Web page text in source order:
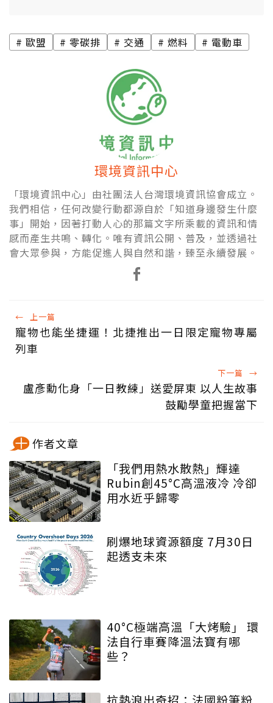
歐盟 零碳排 交通 燃料 電動車
環境資訊中心
「環境資訊中心」由社團法人台灣環境資訊協會成立。
我們相信，任何改變行動都源自於「知道身邊發生什麼
事」開始，因著打動人心的那篇文字所乘載的資訊和情
感而產生共鳴、轉化。唯有資訊公開、普及，並透過社
會大眾參與，方能促進人與自然和諧，臻至永續發展。
← 上一篇
寵物也能坐捷運！北捷推出一日限定寵物專屬
列車
下一篇 →
盧彥勳化身「一日教練」送愛屏東 以人生故事
鼓勵學童把握當下
作者文章
「我們用熱水散熱」輝達
Rubin創45°C高溫液冷 冷卻
用水近乎歸零
刷爆地球資源額度 7月30日
起透支未來
40°C極端高溫「大烤驗」 環
法自行車賽降溫法寶有哪
些？
抗熱浪出奇招：法國粉筆粉